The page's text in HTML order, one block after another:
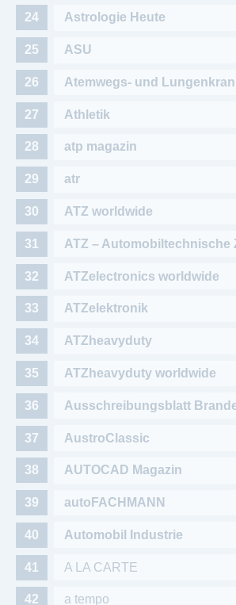
Astrologie Heute
ASU
Atemwegs- und
Athletik
atp magazin
atr
ATZ worldwide
ATZ – Automobiltechnische
ATZelectronics worldwide
ATZelektronik
ATZheavyduty
ATZheavyduty worldwide
Ausschreibungsblatt
AustroClassic
AUTOCAD Magazin
autoFACHMANN
Automobil Industrie
A LA CARTE
a tempo